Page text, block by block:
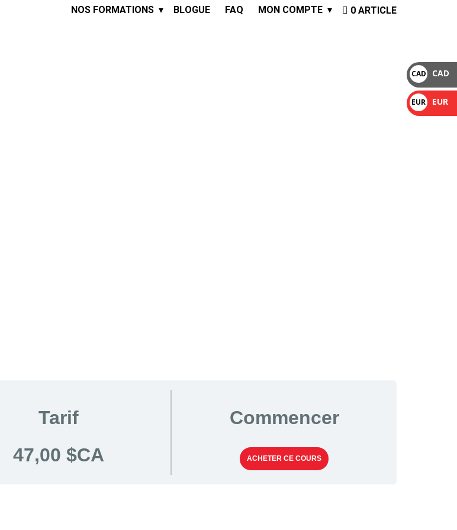
NOS FORMATIONS BLOGUE FAQ MON COMPTE 0 ARTICLE
Tarif
47,00 $CA
Commencer
ACHETER CE COURS
CAD
$
CAD
EUR
€
EUR